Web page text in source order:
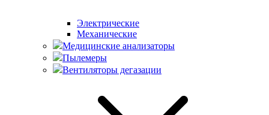
Электрические
Механические
Медицинские анализаторы
Пылемеры
Вентиляторы дегазации